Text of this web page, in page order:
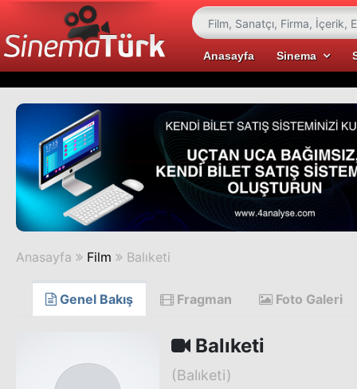
Anasayfa Sinema
Anasayfa Film Balıketi
Genel Bakış Fragman Foto Galeri
Balıketi
(Balıketi)